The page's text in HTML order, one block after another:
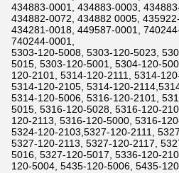
434883-0001, 434883-0003,
434882-0072, 434882 0005,
434281-0018, 449587-0001,
740244-0001,
5303-120-5008, 5303-120-5023,
5015, 5303-120-5001, 5304-120-
120-2101, 5314-120-2111, 5314-
5314-120-2105, 5314-120-
5314-120-5006, 5316-120-2101,
5015, 5316-120-5028, 5316-120-
120-2113, 5316-120-5000, 5316-
5324-120-2103,5327-120-2111,
5327-120-2113, 5327-120-2117,
5016, 5327-120-5017, 5336-120-
120-5004, 5435-120-5006, 5435-